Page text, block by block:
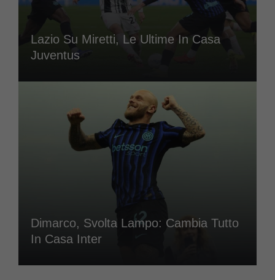
Lazio Su Miretti, Le Ultime In Casa
Juventus
Dimarco, Svolta Lampo: Cambia Tutto
In Casa Inter